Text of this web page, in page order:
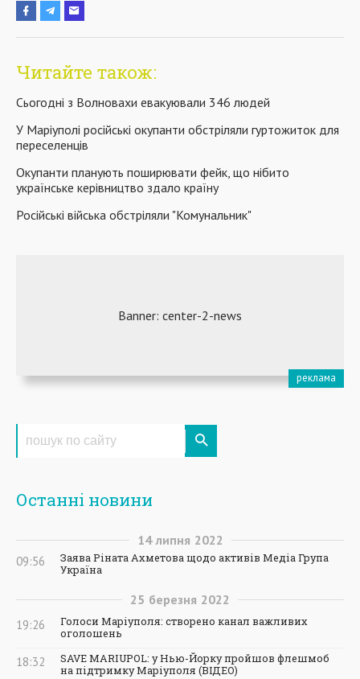
Читайте також:
Сьогодні з Волновахи евакуювали 346 людей
У Маріуполі російські окупанти обстріляли гуртожиток для
переселенців
Окупанти планують поширювати фейк, що нібито
українське керівництво здало країну
Російські війська обстріляли "Комунальник"
Останні новини
14 липня 2022
09:56
Заява Ріната Ахметова щодо активів Медіа Група
Україна
25 березня 2022
19:26
Голоси Маріуполя: створено канал важливих
оголошень
18:32
SAVE MARIUPOL: у Нью-Йорку пройшов флешмоб
на підтримку Маріуполя (ВІДЕО)